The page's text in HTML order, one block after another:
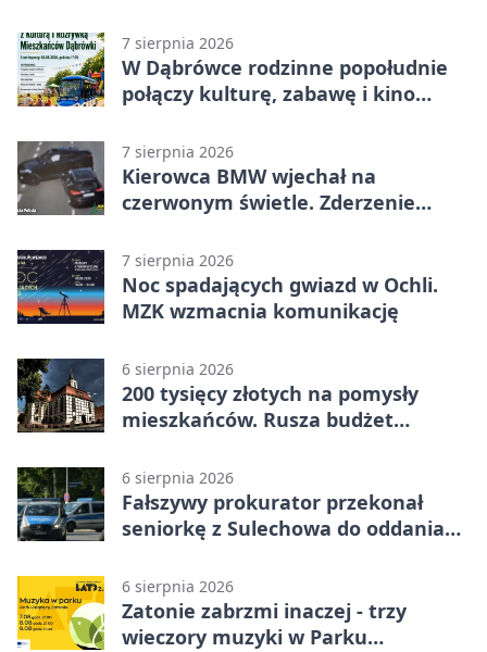
7 sierpnia 2026
W Dąbrówce rodzinne popołudnie
połączy kulturę, zabawę i kino
7 sierpnia 2026
Kierowca BMW wjechał na
czerwonym świetle. Zderzenie
7 sierpnia 2026
Noc spadających gwiazd w Ochli.
MZK wzmacnia komunikację
6 sierpnia 2026
200 tysięcy złotych na pomysły
mieszkańców. Rusza budżet
6 sierpnia 2026
Fałszywy prokurator przekonał
seniorkę z Sulechowa do oddania
6 sierpnia 2026
Zatonie zabrzmi inaczej - trzy
wieczory muzyki w Parku